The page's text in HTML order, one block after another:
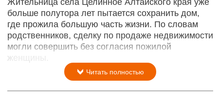
Жительница села Целинное Алтайского края уже
больше полутора лет пытается сохранить дом,
где прожила большую часть жизни. По словам
родственников, сделку по продаже недвижимости
могли совершить без согласия пожилой
женщины.
Читать полностью